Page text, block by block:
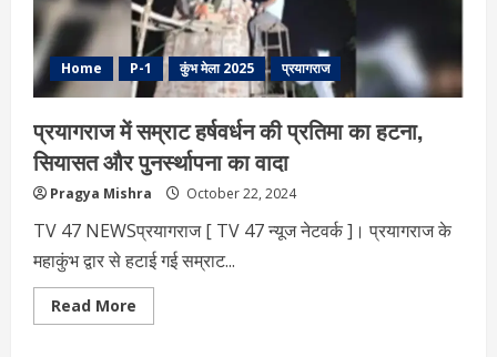
मिलेगी
सभी
जानकारी
Home P-1 कुंभ मेला 2025 प्रयागराज
प्रयागराज में सम्राट हर्षवर्धन की प्रतिमा का हटना,
सियासत और पुनर्स्थापना का वादा
Pragya Mishra October 22, 2024
TV 47 NEWSप्रयागराज [ TV 47 न्‍यूज नेटवर्क ]। प्रयागराज के
महाकुंभ द्वार से हटाई गई सम्राट...
Read More
more